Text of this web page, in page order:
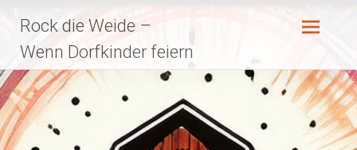
Inhalt
springen
Rock die Weide –
Wenn Dorfkinder feiern